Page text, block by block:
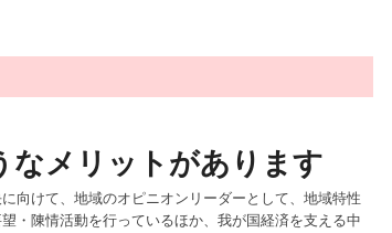
なメリットがあります
向けて、地域のオピニオンリーダーとして、地域特性
・陳情活動を行っているほか、我が国経済を支える中